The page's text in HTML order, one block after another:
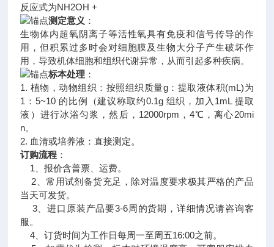
反应式为NH2OH +
测定意义 ：
生物体内超氧阴离子等活性氧具有免疫和信号传导的作
用，但积累过多时会对细胞膜及生物大分子产生破坏作
用，导致机体细胞和组织代谢异常，从而引起多种疾病。
标本处理 ：
1. 植物，动物组织：按照组织质量g：提取液体积(mL)为
1：5~10 的比例（建议称取约0.1g 组织，加入1mL 提取
液）进行冰浴匀浆，然后，12000rpm，4℃，离心20mi
n。
2. 血清或培养液：直接测定。
订购流程 ：
1、报价含普票、运费。
2、常用试剂备货充足，除对温度要求极其严格的产品
当天可发货。
3、进口原装产品要3-6周的货期，详细情况请咨询客
服。
4、订货时间为工作日每周一至周五16:00之前。